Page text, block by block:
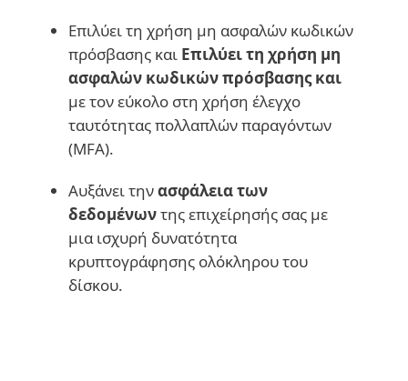
Επιλύει τη χρήση μη ασφαλών κωδικών
πρόσβασης και Επιλύει τη χρήση μη
ασφαλών κωδικών πρόσβασης και
με τον εύκολο στη χρήση έλεγχο
ταυτότητας πολλαπλών παραγόντων
(MFA).
Αυξάνει τηνασφάλεια των
δεδομένωντης επιχείρησής σας με
μια ισχυρή δυνατότητα
κρυπτογράφησης ολόκληρου του
δίσκου.